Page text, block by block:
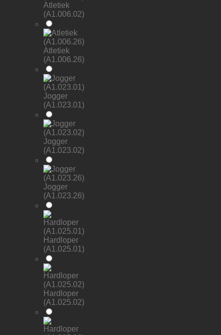
Atletiek
(A1.006.02)
Atletiek
(A1.006.26)
Jogger
(A1.023.01)
Jogger
(A1.023.02)
Jogger
(A1.023.26)
Hardloper
(A1.025.01)
Hardloper
(A1.025.02)